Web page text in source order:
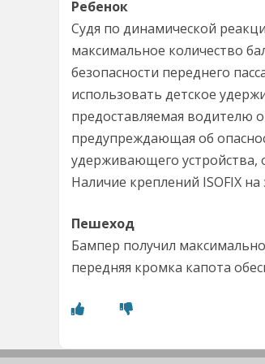
Ребенок
Судя по динамической
максимальное количество
безопасности переднего
использовать детское
предоставляемая водителю
предупреждающая об
удерживающего устройства,
Наличие креплений ISOFIX
Пешеход
Бампер получил
передняя кромка капота